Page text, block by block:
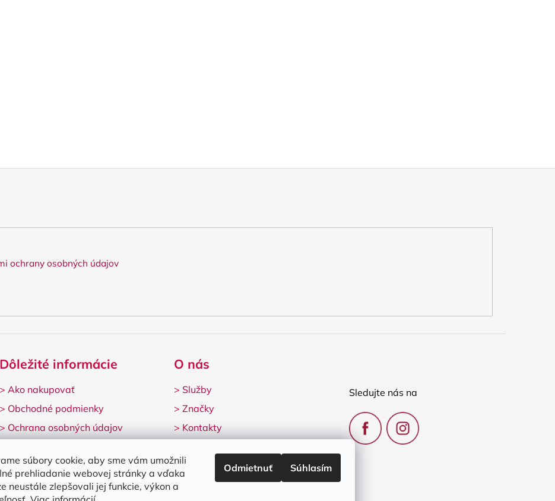
súbory cookie, aby sme vám umožnili
prehliadanie webovej stránky a vďaka
neustále zlepšovali jej funkcie, výkon a
Odmietnuť Súhlasím
ochrany osobných údajov
Dôležité informácie
> Ako nakupovať
> Obchodné podmienky
> Ochrana osobných údajov
O nás
> Služby
> Značky
> Kontakty
Sledujte nás na